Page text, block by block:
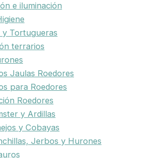
e iluminación
y Tortugueras
terrarios
Jaulas Roedores
para Roedores
Roedores
y Ardillas
y Cobayas
Jerbos y Hurones